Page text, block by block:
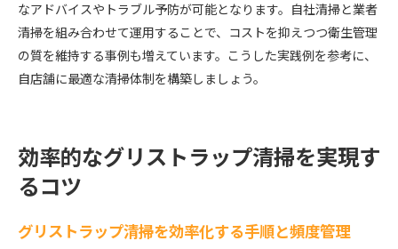
なアドバイスやトラブル予防が可能となります。自社清掃と業者
清掃を組み合わせて運用することで、コストを抑えつつ衛生管理
の質を維持する事例も増えています。こうした実践例を参考に、
自店舗に最適な清掃体制を構築しましょう。
効率的なグリストラップ清掃を実現す
るコツ
グリストラップ清掃を効率化する手順と頻度管理